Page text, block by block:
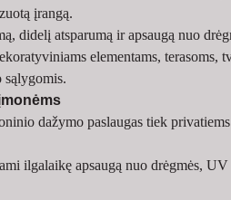
įrangą.
didelį atsparumą ir apsaugą nuo
elementams,
sąlygomis.
dažymo paslaugas tiek
ilgalaikę apsaugą nuo drėgmės,